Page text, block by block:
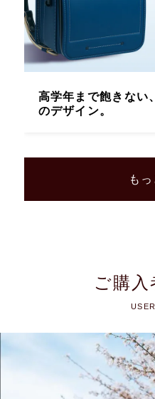
高学年まで飽きない、
のデザイン。
も
ご購入